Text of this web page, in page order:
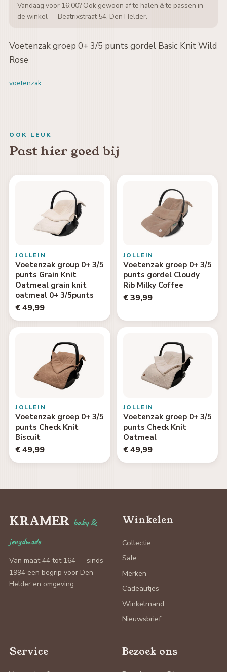
Vandaag voor 16:00? Ook gewoon af te halen & te passen in
de winkel — Beatrixstraat 54, Den Helder.
Voetenzak groep 0+ 3/5 punts gordel Basic Knit Wild
Rose
voetenzak
OOK LEUK
Past hier goed bij
JOLLEIN
Voetenzak group 0+ 3/5
punts Grain Knit
Oatmeal grain knit
oatmeal 0+ 3/5punts
€ 49,99
JOLLEIN
Voetenzak groep 0+ 3/5
punts gordel Cloudy
Rib Milky Coffee
€ 39,99
JOLLEIN
Voetenzak groep 0+ 3/5
punts Check Knit
Biscuit
€ 49,99
JOLLEIN
Voetenzak groep 0+ 3/5
punts Check Knit
Oatmeal
€ 49,99
KRAMER baby &
jeugdmode
Van maat 44 tot 164 — sinds
1994 een begrip voor Den
Helder en omgeving.
Winkelen
Collectie
Sale
Merken
Cadeautjes
Winkelmand
Nieuwsbrief
Service Bezoek ons